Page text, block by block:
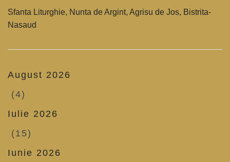
Sfanta Liturghie, Nunta de Argint, Agrisu de Jos, Bistrita-
Nasaud
August 2026
(4)
Iulie 2026
(15)
Iunie 2026